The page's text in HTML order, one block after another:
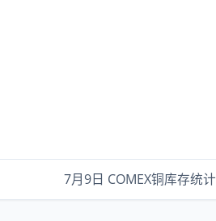
7月9日 COMEX铜库存统计